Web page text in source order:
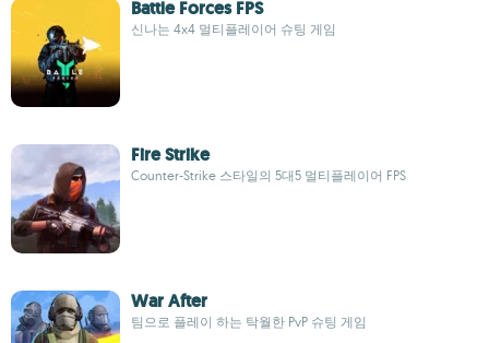
Battle Forces FPS
신나는 4x4 멀티플레이어 슈팅 게임
Fire Strike
Counter-Strike 스타일의 5대5 멀티플레이어 FPS
War After
팀으로 플레이 하는 탁월한 PvP 슈팅 게임